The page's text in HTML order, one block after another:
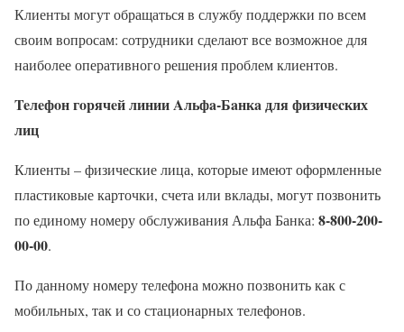
Клиенты могут обращаться в службу поддержки по всем
своим вопросам: сотрудники сделают все возможное для
наиболее оперативного решения проблем клиентов.
Teлeфoн гopячeй линии Aльфa-Бaнкa для физичecких
лиц
Клиенты – физические лица, которые имеют оформленные
пластиковые карточки, счета или вклады, могут позвонить
по единому номеру обслуживания Альфа Банка: 8-800-200-
00-00.
По данному номеру телефона можно позвонить как с
мобильных, так и со стационарных телефонов.